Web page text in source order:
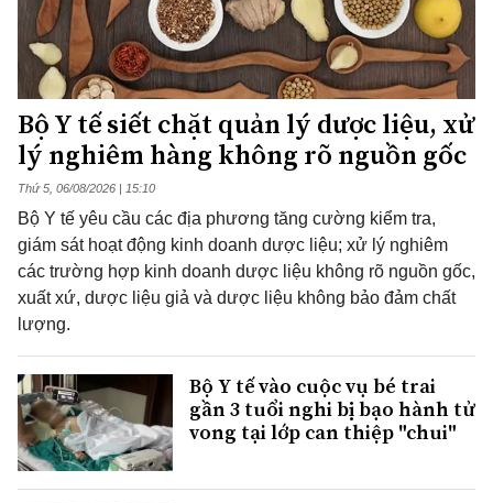
Bộ Y tế siết chặt quản lý dược liệu, xử
lý nghiêm hàng không rõ nguồn gốc
Thứ 5, 06/08/2026 | 15:10
Bộ Y tế yêu cầu các địa phương tăng cường kiểm tra,
giám sát hoạt động kinh doanh dược liệu; xử lý nghiêm
các trường hợp kinh doanh dược liệu không rõ nguồn gốc,
xuất xứ, dược liệu giả và dược liệu không bảo đảm chất
lượng.
Bộ Y tế vào cuộc vụ bé trai
gần 3 tuổi nghi bị bạo hành tử
vong tại lớp can thiệp "chui"